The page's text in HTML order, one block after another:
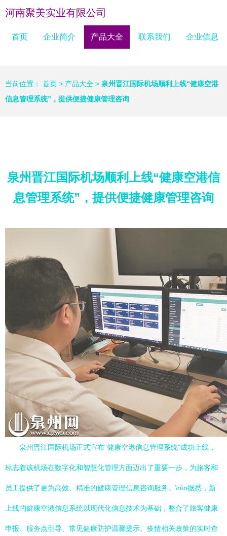
河南聚美实业有限公司
首页 企业简介 产品大全 联系我们 企业信息
当前位置： 首页 > 产品大全 > 泉州晋江国际机场顺利上线“健康空港
信息管理系统”，提供便捷健康管理咨询
泉州晋江国际机场顺利上线“健康空港信
息管理系统”，提供便捷健康管理咨询
泉州晋江国际机场正式宣布“健康空港信息管理系统”成功上线，
标志着该机场在数字化和智慧化管理方面迈出了重要一步，为旅客和
员工提供了更为高效、精准的健康管理信息咨询服务。\n\n据悉，新
上线的健康空港信息系统以现代化信息技术为基础，整合了旅客健康
申报、服务点引导、常见健康防护温馨提示、疫情相关政策的实时查